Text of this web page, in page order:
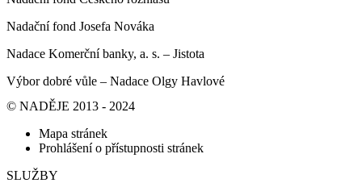
Nadační fond Josefa Nováka
Nadace Komerční banky, a. s. – Jistota
Výbor dobré vůle – Nadace Olgy Havlové
© NADĚJE 2013 - 2024
Mapa stránek
Prohlášení o přístupnosti stránek
SLUŽBY